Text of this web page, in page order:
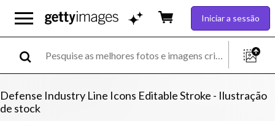
Iniciar a sessão
Defense Industry Line Icons Editable Stroke - Ilustração
de stock